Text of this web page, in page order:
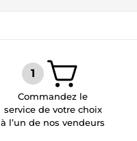
Commandez le
service de votre choix
à l’un de nos vendeurs